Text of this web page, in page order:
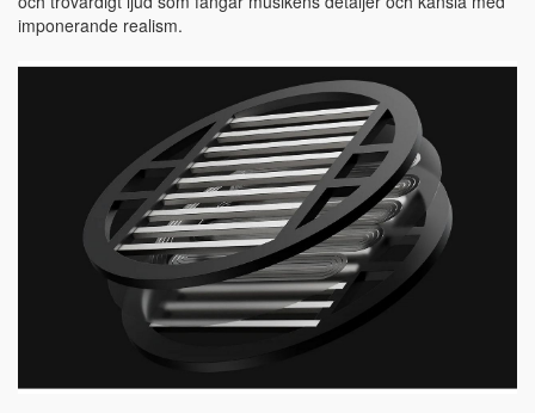
imponerande realism.